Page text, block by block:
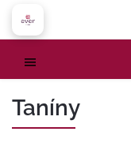
Taníny